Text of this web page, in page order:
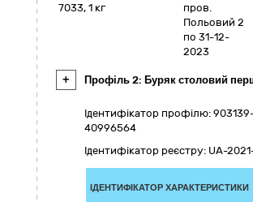
7033, 1 кг
пров.
Польовий 2
по 31-12-
2023
+ Профіль 2: Буряк столовий
Ідентифікатор профілю:
40996564
Ідентифікатор реєстру: UA-
ІДЕНТИФІКАТОР ХАРАКТЕРИСТИКИ